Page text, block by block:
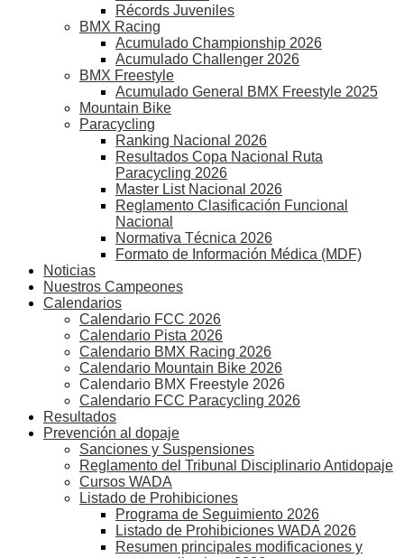
Récords Juveniles
BMX Racing
Acumulado Championship 2026
Acumulado Challenger 2026
BMX Freestyle
Acumulado General BMX Freestyle 2025
Mountain Bike
Paracycling
Ranking Nacional 2026
Resultados Copa Nacional Ruta
Paracycling 2026
Master List Nacional 2026
Reglamento Clasificación Funcional
Nacional
Normativa Técnica 2026
Formato de Información Médica (MDF)
Noticias
Nuestros Campeones
Calendarios
Calendario FCC 2026
Calendario Pista 2026
Calendario BMX Racing 2026
Calendario Mountain Bike 2026
Calendario BMX Freestyle 2026
Calendario FCC Paracycling 2026
Resultados
Prevención al dopaje
Sanciones y Suspensiones
Reglamento del Tribunal Disciplinario Antidopaje
Cursos WADA
Listado de Prohibiciones
Programa de Seguimiento 2026
Listado de Prohibiciones WADA 2026
Resumen principales modificaciones y